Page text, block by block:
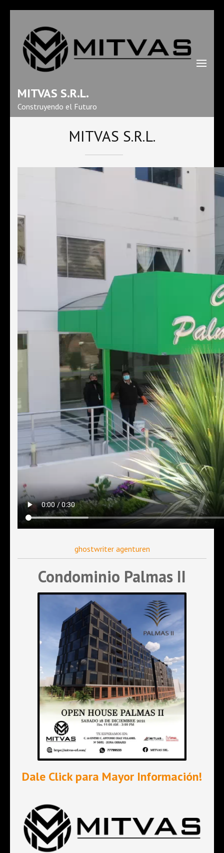
MITVAS S.R.L.
Construyendo el Futuro
MITVAS S.R.L.
ghostwriter agenturen
Condominio Palmas II
Dale Click para Mayor Información!